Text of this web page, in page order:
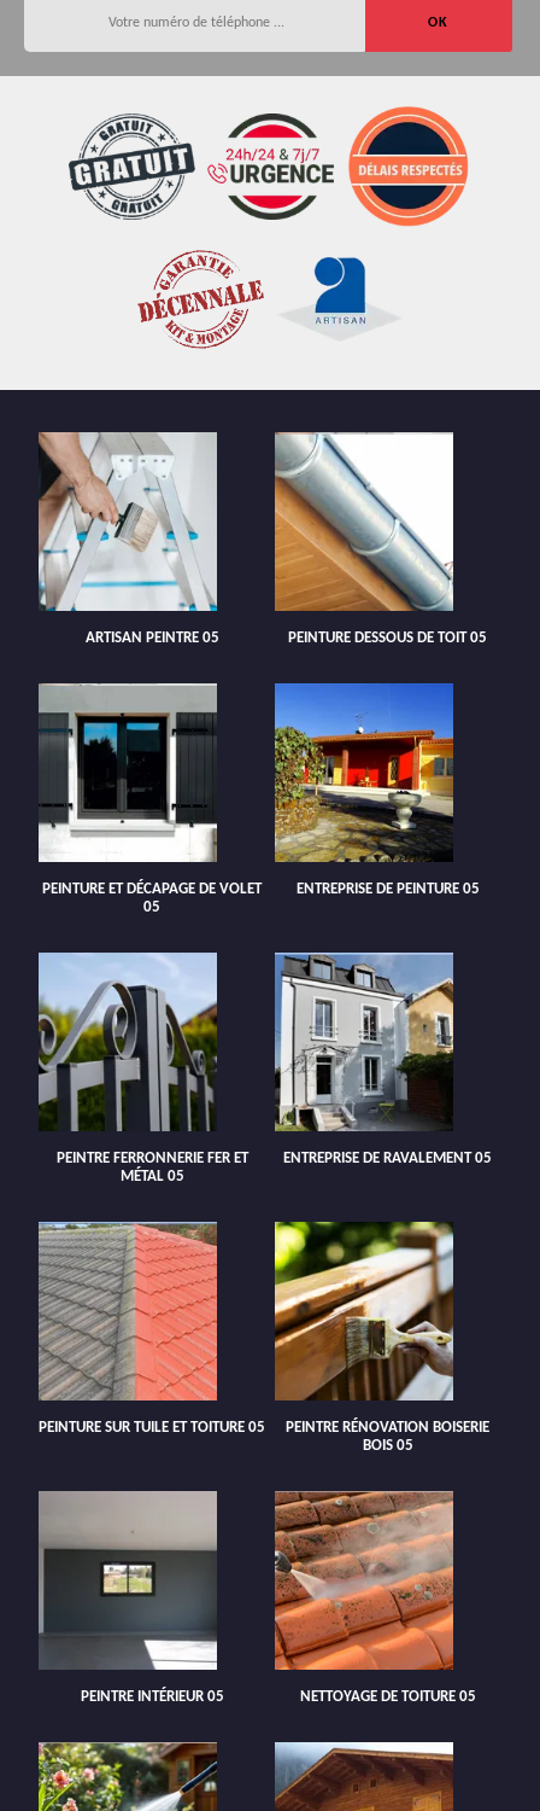
ARTISAN PEINTRE 05 PEINTURE DESSOUS DE TOIT 05
PEINTURE ET DÉCAPAGE DE VOLET
05
ENTREPRISE DE PEINTURE 05
PEINTRE FERRONNERIE FER ET
MÉTAL 05
ENTREPRISE DE RAVALEMENT 05
PEINTURE SUR TUILE ET TOITURE 05
PEINTRE RÉNOVATION BOISERIE
BOIS 05
PEINTRE INTÉRIEUR 05 NETTOYAGE DE TOITURE 05